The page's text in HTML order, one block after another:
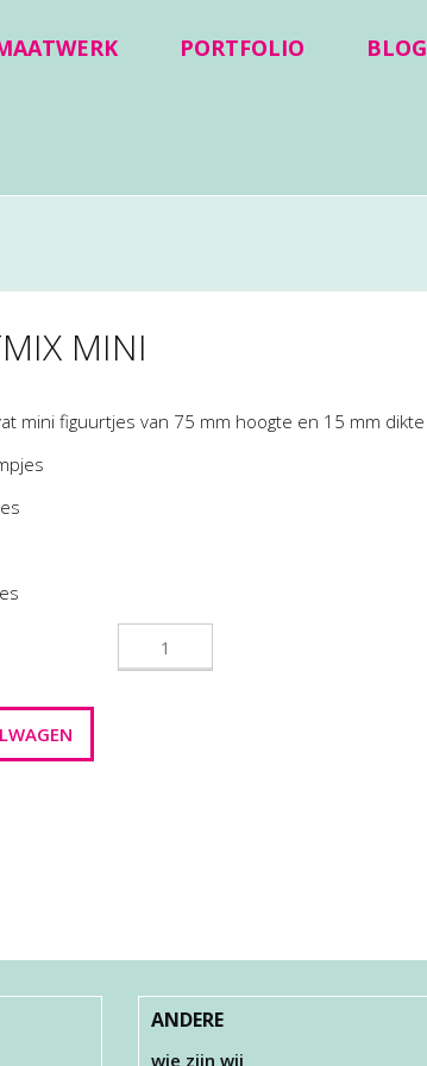
PORTFOLIO BLOG
MINI
mini figuurtjes van 75 mm hoogte en 15 mm dikte
OPHANGHAAKJES
ANDERE
wie zijn wij